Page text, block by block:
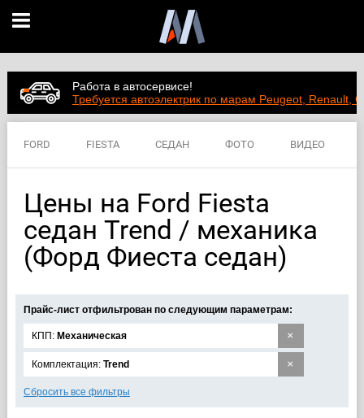
Работа в автосервисе!
Требуется автоэлектрик по марам Peugeot, Renault,
FORD FIESTA СЕДАН ФОТО ВИДЕО
Цены на Ford Fiesta
седан Trend / механика
(Форд Фиеста седан)
Прайс-лист отфильтрован по следующим параметрам:
×
КПП: Механическая
×
Комплектация: Trend
Сбросить все фильтры